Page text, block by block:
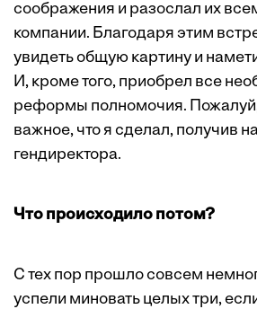
соображения и разослал их
компании. Благодаря этим
увидеть общую картину и
И, кроме того, приобрел все
реформы полномочия.
важное, что я сделал, получив
гендиректора.
Что происходило потом?
С тех пор прошло совсем
успели миновать целых три,